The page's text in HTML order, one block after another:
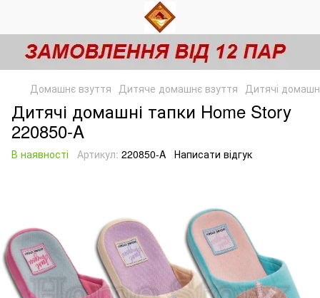
Домашнє взуття Дитяче домашнє взуття Дитячі
Дитячі домашні тапки Home Story
220850-A
В наявності Артикул: 220850-A Написати відгук